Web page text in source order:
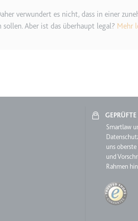
die Interaktion der Nutzer mit
verwundert es nicht, dass in einer
Aber ist das überhaupt legal? Mehr
Smartlaw
uns
und
Rahmen